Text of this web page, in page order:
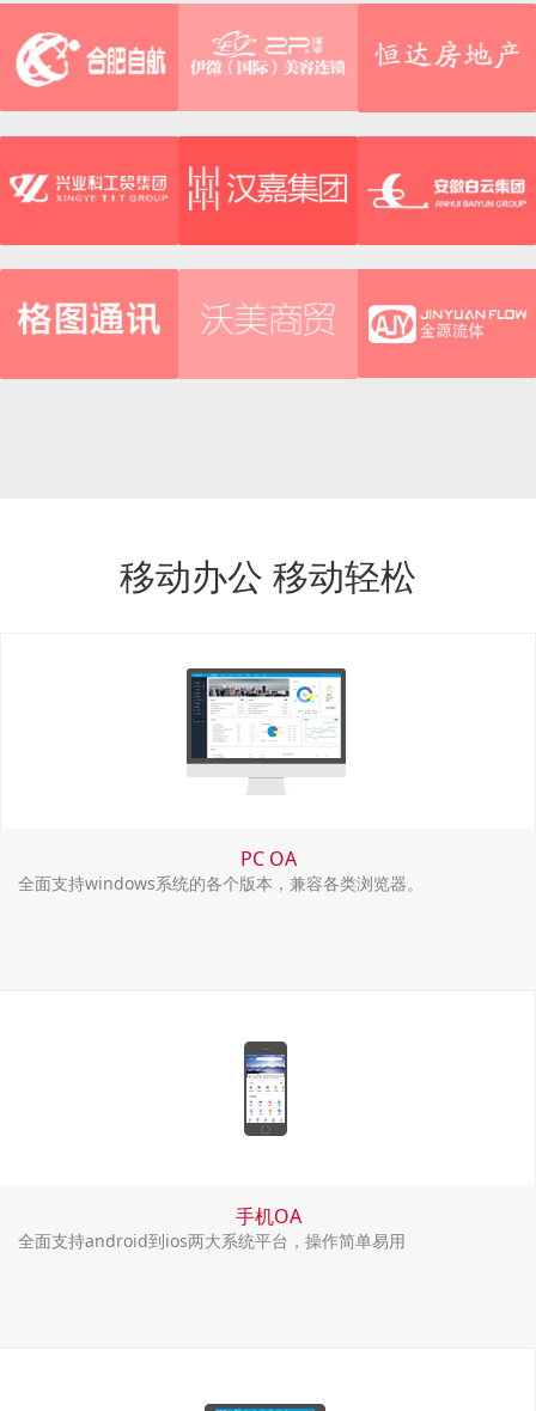
移动办公 移动轻松
PC OA
全面支持windows系统的各个版本，兼容各类浏览器。
手机OA
全面支持android到ios两大系统平台，操作简单易用